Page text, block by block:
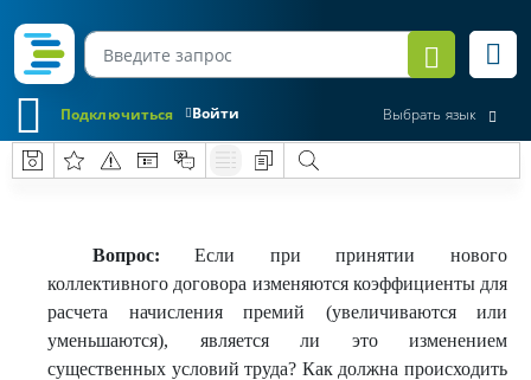
Войти
Подключиться Выбрать язык
Вопрос: Если при принятии нового
коллективного договора изменяются коэффициенты для
расчета начисления премий (увеличиваются или
уменьшаются), является ли это изменением
существенных условий труда? Как должна происходить